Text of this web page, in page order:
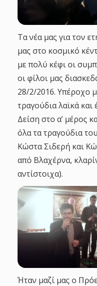
Τα νέα μας για τον
μας στο κοσμικό
με πολύ κέφι οι
οι φίλοι μας
28/2/2016. Υπέροχο
τραγούδια λαϊκά
Δείση στο α’ μέρος
όλα τα τραγούδια
Κώστα Σιδερή και
από Βλαχέρνα,
αντίστοιχα).
Ήταν μαζί μας ο